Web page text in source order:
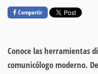
Compartir
Conoce las herramientas
comunicólogo moderno.